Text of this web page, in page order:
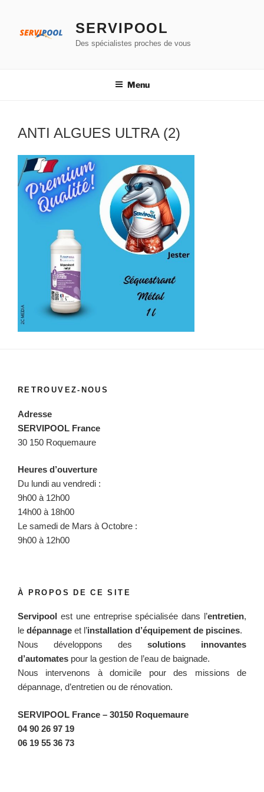
contenu
SERVIPOOL
Des spécialistes proches de vous
Menu
ANTI ALGUES ULTRA (2)
RETROUVEZ-NOUS
Adresse
SERVIPOOL France
30 150 Roquemaure
Heures d’ouverture
Du lundi au vendredi :
9h00 à 12h00
14h00 à 18h00
Le samedi de Mars à Octobre :
9h00 à 12h00
À PROPOS DE CE SITE
Servipool est une entreprise spécialisée dans l’entretien,
le dépannage et l’installation d’équipement de piscines.
Nous développons des solutions innovantes
d’automates pour la gestion de l’eau de baignade.
Nous intervenons à domicile pour des missions de
dépannage, d’entretien ou de rénovation.
SERVIPOOL France – 30150 Roquemaure
04 90 26 97 19
06 19 55 36 73